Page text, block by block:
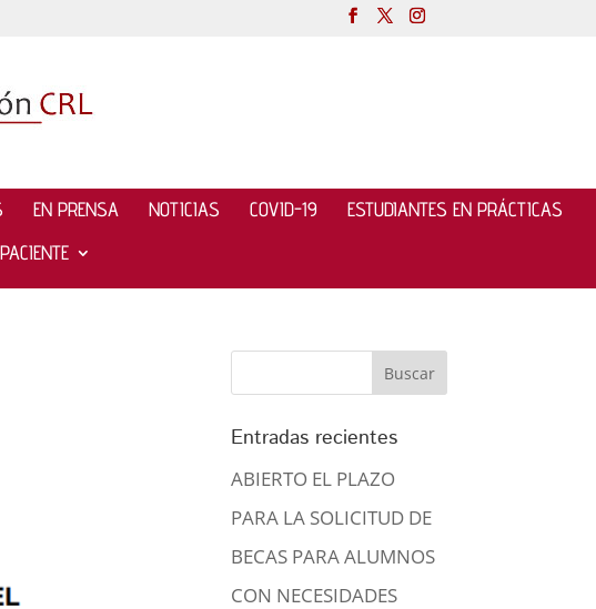
EN PRENSA NOTICIAS COVID-19
ESTUDIANTES EN PRÁCTICAS
Entradas recientes
ABIERTO EL PLAZO
PARA LA SOLICITUD DE
BECAS PARA ALUMNOS
CON NECESIDADES